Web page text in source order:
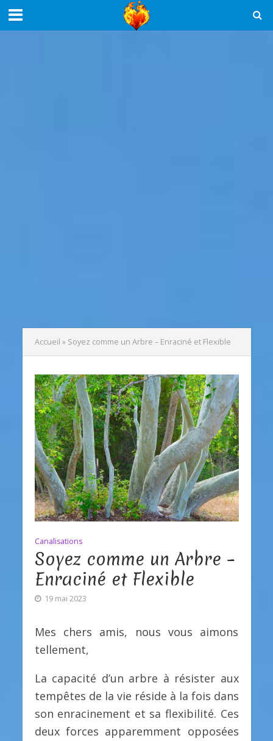
Accueil » Soyez comme un Arbre – Enraciné et Flexible
Canalisations
Soyez comme un Arbre –
Enraciné et Flexible
19 mai 2023
Mes chers amis, nous vous aimons
tellement,
La capacité d’un arbre à résister aux
tempêtes de la vie réside à la fois dans
son enracinement et sa flexibilité. Ces
deux forces apparemment opposées